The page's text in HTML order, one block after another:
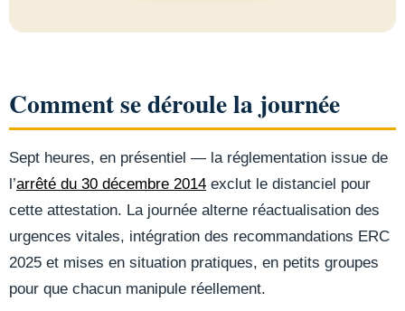
Comment se déroule la journée
Sept heures, en présentiel — la réglementation issue de
l’arrêté du 30 décembre 2014 exclut le distanciel pour
cette attestation. La journée alterne réactualisation des
urgences vitales, intégration des recommandations ERC
2025 et mises en situation pratiques, en petits groupes
pour que chacun manipule réellement.